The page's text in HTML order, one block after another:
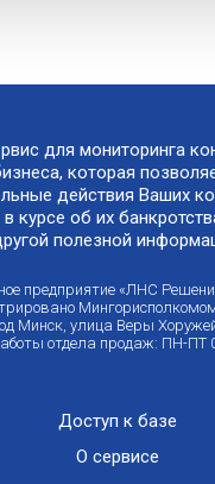
для мониторинга
которая
действия Ваших
курсе об их
полезной
предприятие «ЛНС
Минск, улица Веры
отдела продаж: ПН-ПТ
Доступ к базе
О сервисе